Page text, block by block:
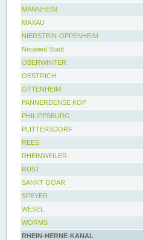
MANNHEIM
MAXAU
NIERSTEIN-OPPENHEIM
Neuwied Stadt
OBERWINTER
OESTRICH
OTTENHEIM
PANNERDENSE KOP
PHILIPPSBURG
PLITTERSDORF
REES
RHEINWEILER
RUST
SANKT GOAR
SPEYER
WESEL
WORMS
RHEIN-HERNE-KANAL